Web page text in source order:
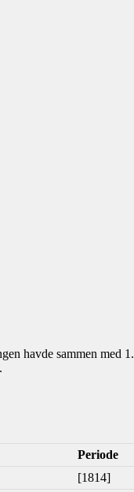
havde sammen med
Periode
[1814]